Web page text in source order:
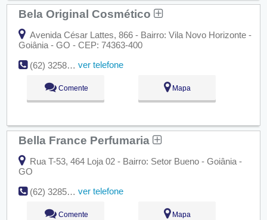
Bela Original Cosmético
Avenida César Lattes, 866 - Bairro: Vila Novo Horizonte -
Goiânia - GO - CEP: 74363-400
(62) 3258-6119
ver telefone
Comente Mapa
Bella France Perfumaria
Rua T-53, 464 Loja 02 - Bairro: Setor Bueno - Goiânia -
GO
(62) 3285-1216
ver telefone
Comente Mapa